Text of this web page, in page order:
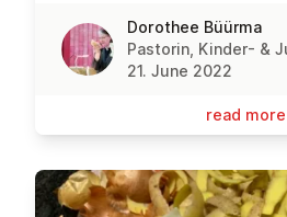
Dorothee Büürma
Pastorin, Kinder- &
21. June 2022
read more